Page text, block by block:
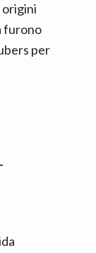
origini
furono
per